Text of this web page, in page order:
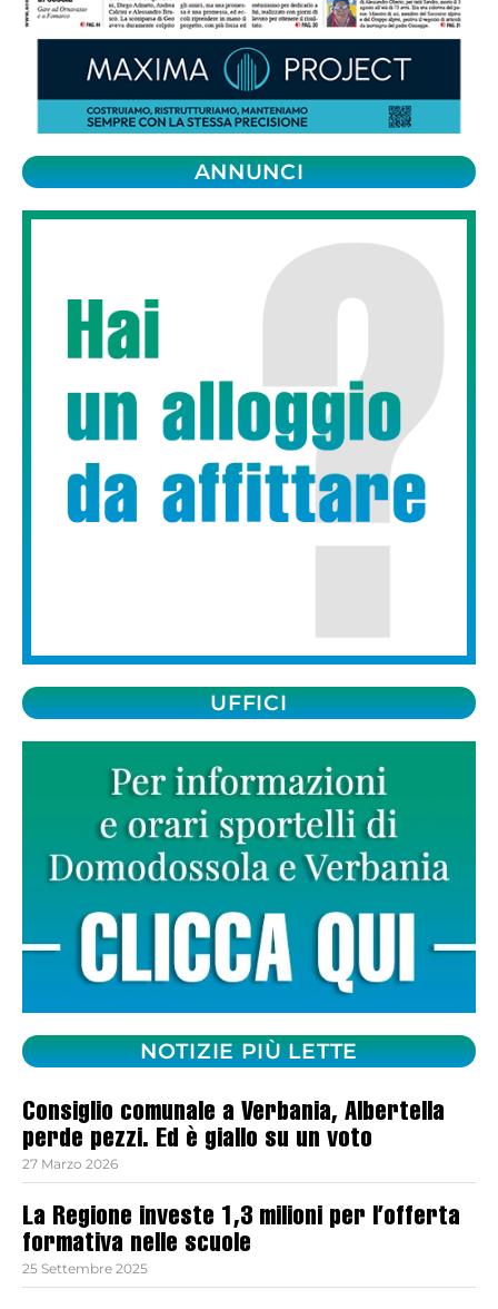
ANNUNCI
UFFICI
NOTIZIE PIÙ LETTE
Consiglio comunale a Verbania, Albertella
perde pezzi. Ed è giallo su un voto
27 Marzo 2026
La Regione investe 1,3 milioni per l’offerta
formativa nelle scuole
25 Settembre 2025